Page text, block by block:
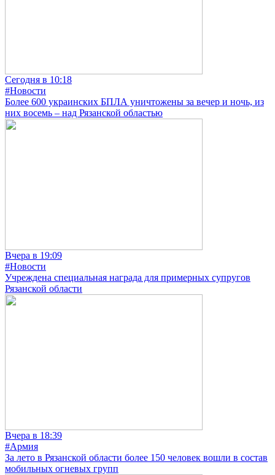
Сегодня в 10:18
#Новости
Более 600 украинских БПЛА уничтожены за вечер и ночь, из
них восемь – над Рязанской областью
Вчера в 19:09
#Новости
Учреждена специальная награда для примерных супругов
Рязанской области
Вчера в 18:39
#Армия
За лето в Рязанской области более 150 человек вошли в состав
мобильных огневых групп